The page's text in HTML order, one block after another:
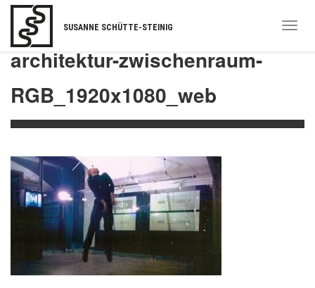
SUSANNE SCHÜTTE-STEINIG
architektur-zwischenraum-
RGB_1920x1080_web